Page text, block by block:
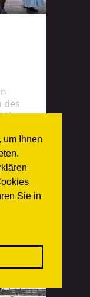
um Ihnen
Sie in
des